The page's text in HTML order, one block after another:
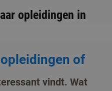
opleidingen in
of
vindt. Wat